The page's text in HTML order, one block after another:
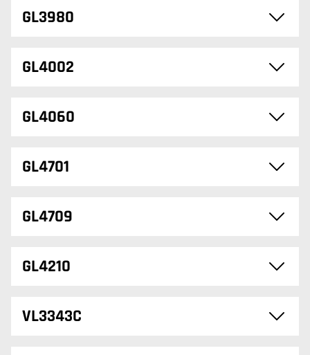
GL3980
GL4002
GL4060
GL4701
GL4709
GL4210
VL3343C